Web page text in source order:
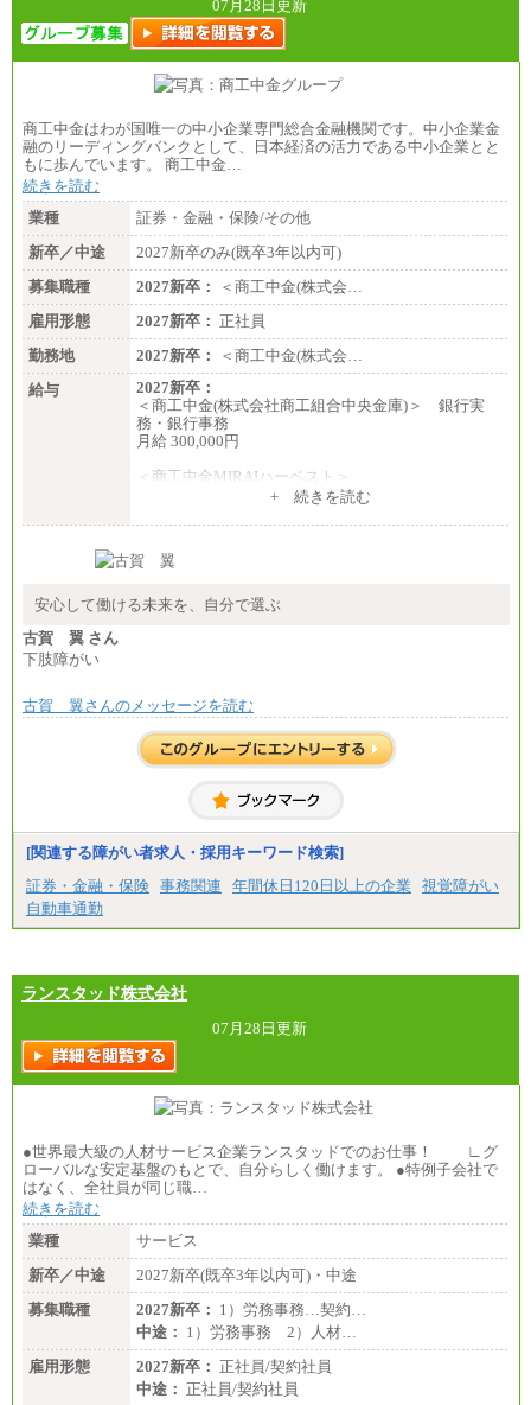
07月28日更新
商工中金はわが国唯一の中小企業専門総合金融機関です。中小企業金
融のリーディングバンクとして、日本経済の活力である中小企業とと
もに歩んでいます。 商工中金…
続きを読む
業種
証券・金融・保険/その他
新卒／中途
2027新卒のみ(既卒3年以内可)
募集職種
2027新卒：
＜商工中金(株式会…
雇用形態
2027新卒： 正社員
勤務地
2027新卒：
＜商工中金(株式会…
給与
2027新卒：
＜商工中金(株式会社商工組合中央金庫)＞ 銀行実
務・銀行事務
月給 300,000円
＜商工中金MIRAIハーベスト＞
+ 続きを読む
安心して働ける未来を、自分で選ぶ
古賀 翼 さん
下肢障がい
古賀 翼さんのメッセージを読む
[関連する障がい者求人・採用キーワード検索]
証券・金融・保険 事務関連 年間休日120日以上の企業
視覚障がい
自動車通勤
ランスタッド株式会社
07月28日更新
●世界最大級の人材サービス企業ランスタッドでのお仕事！ ∟グ
ローバルな安定基盤のもとで、自分らしく働けます。 ●特例子会社で
はなく、全社員が同じ職…
続きを読む
業種
サービス
新卒／中途
2027新卒(既卒3年以内可)・中途
募集職種
2027新卒： 1）労務事務…契約…
中途： 1）労務事務 2）人材…
雇用形態
2027新卒： 正社員/契約社員
中途： 正社員/契約社員